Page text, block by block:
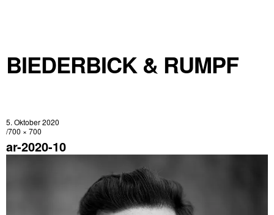
BIEDERBICK & RUMPF
5. Oktober 2020
700 × 700
ar-2020-10